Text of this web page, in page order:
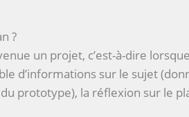
?
un projet, c’est-à-dire
d’informations sur le sujet
prototype), la réflexion sur le